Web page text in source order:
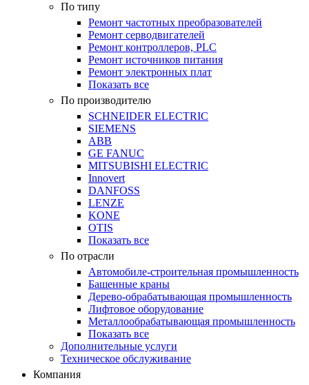
По типу
Ремонт частотных преобразователей
Ремонт серводвигателей
Ремонт контроллеров, PLC
Ремонт источников питания
Ремонт электронных плат
Показать все
По производителю
SCHNEIDER ELECTRIC
SIEMENS
ABB
GE FANUC
MITSUBISHI ELECTRIC
Innovert
DANFOSS
LENZE
KONE
OTIS
Показать все
По отрасли
Автомобиле-строительная промышленность
Башенные краны
Дерево-обрабатывающая промышленность
Лифтовое оборудование
Металлообрабатывающая промышленность
Показать все
Дополнительные услуги
Техническое обслуживание
Компания